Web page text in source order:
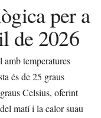
per a
de 2026
temperatures
és de 25 graus
Celsius, oferint
matí i la calor suau